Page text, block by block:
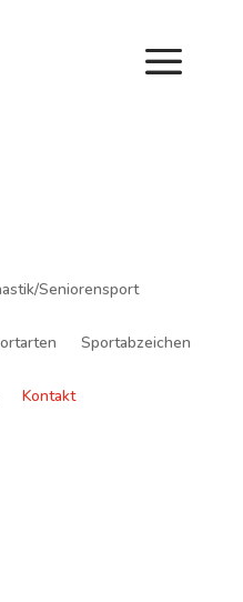
Schnuppertraining für
dabei sein.
Seniorensport
Sportabzeichen
Kontakt